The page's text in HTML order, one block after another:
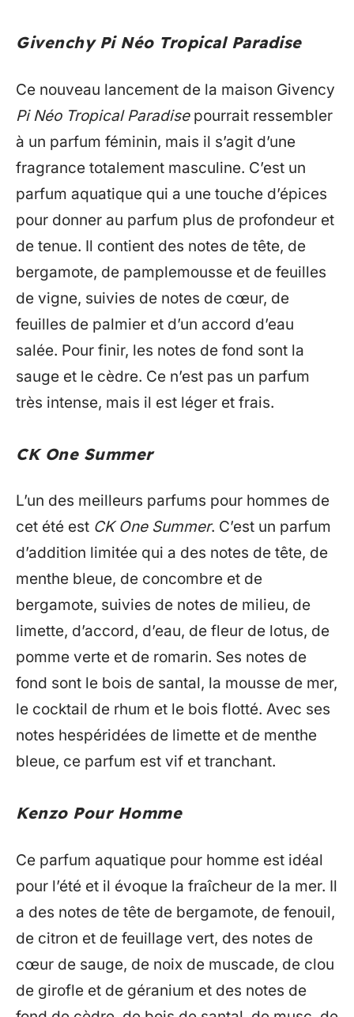
Givenchy Pi Néo Tropical Paradise
Ce nouveau lancement de la maison Givency
Pi Néo Tropical Paradisepourrait ressembler
à un parfum féminin, mais il s’agit d’une
fragrance totalement masculine. C’est un
parfum aquatique qui a une touche d’épices
pour donner au parfum plus de profondeur et
de tenue. Il contient des notes de tête, de
bergamote, de pamplemousse et de feuilles
de vigne, suivies de notes de cœur, de
feuilles de palmier et d’un accord d’eau
salée. Pour finir, les notes de fond sont la
sauge et le cèdre. Ce n’est pas un parfum
très intense, mais il est léger et frais.
CK One Summer
L’un des meilleurs parfums pour hommes de
cet été est CK One Summer. C’est un parfum
d’addition limitée qui a des notes de tête, de
menthe bleue, de concombre et de
bergamote, suivies de notes de milieu, de
limette, d’accord, d’eau, de fleur de lotus, de
pomme verte et de romarin. Ses notes de
fond sont le bois de santal, la mousse de mer,
le cocktail de rhum et le bois flotté. Avec ses
notes hespéridées de limette et de menthe
bleue, ce parfum est vif et tranchant.
Kenzo Pour Homme
Ce parfum aquatique pour homme est idéal
pour l’été et il évoque la fraîcheur de la mer. Il
a des notes de tête de bergamote, de fenouil,
de citron et de feuillage vert, des notes de
cœur de sauge, de noix de muscade, de clou
de girofle et de géranium et des notes de